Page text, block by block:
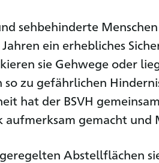
sehbehinderte
ein erhebliches
sie Gehwege oder
zu gefährlichen
hat der BSVH
aufmerksam gemacht
Abstellflächen